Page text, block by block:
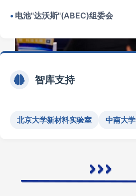
电池"达沃斯"(ABEC)组委会
智库支持
北京大学新材料实验室 中南大学